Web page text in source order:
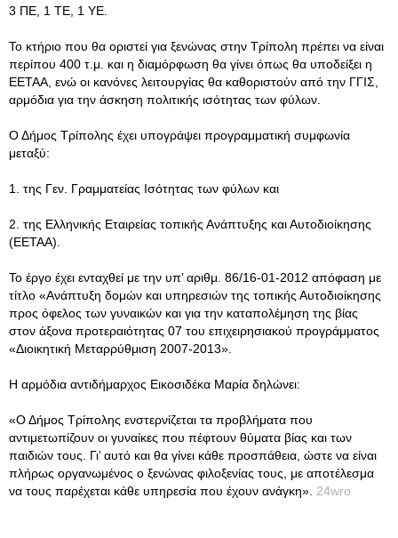
3 ΠΕ, 1 ΤΕ, 1 YE.
Το κτήριο που θα οριστεί για ξενώνας στην Τρίπολη πρέπει να είναι
περίπου 400 τ.μ. και η διαμόρφωση θα γίνει όπως θα υποδείξει η
ΕΕΤΑΑ, ενώ οι κανόνες λειτουργίας θα καθοριστούν από την ΓΓΙΣ,
αρμόδια για την άσκηση πολιτικής ισότητας των φύλων.
Ο Δήμος Τρίπολης έχει υπογράψει προγραμματική συμφωνία
μεταξύ:
1. της Γεν. Γραμματείας Ισότητας των φύλων και
2. της Ελληνικής Εταιρείας τοπικής Ανάπτυξης και Αυτοδιοίκησης
(ΕΕΤΑΑ).
Το έργο έχει ενταχθεί με την υπ’ αριθμ. 86/16-01-2012 απόφαση με
τίτλο «Ανάπτυξη δομών και υπηρεσιών της τοπικής Αυτοδιοίκησης
προς όφελος των γυναικών και για την καταπολέμηση της βίας
στον άξονα προτεραιότητας 07 του επιχειρησιακού προγράμματος
«Διοικητική Μεταρρύθμιση 2007-2013».
Η αρμόδια αντιδήμαρχος Εικοσιδέκα Μαρία δηλώνει:
«Ο Δήμος Τρίπολης ενστερνίζεται τα προβλήματα που
αντιμετωπίζουν οι γυναίκες που πέφτουν θύματα βίας και των
παιδιών τους. Γι’ αυτό και θα γίνει κάθε προσπάθεια, ώστε να είναι
πλήρως οργανωμένος ο ξενώνας φιλοξενίας τους, με αποτέλεσμα
να τους παρέχεται κάθε υπηρεσία που έχουν ανάγκη». 24wro